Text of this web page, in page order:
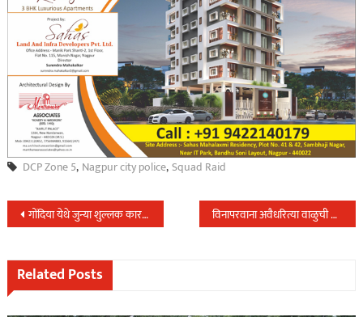
DCP Zone 5, Nagpur city police,Squad Raid
Post
navigation
गोंदिया येथे जुन्या शुल्लक कारणातुन एकाचा खुन,तिन आरोपी अटकेत, विनापरवाना अवैधरित्या वाळुची वाहतुक करणारे रामटेक पोलीसांचे ताब्यात…
Related Posts